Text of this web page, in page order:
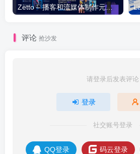
Zetto – 播客和流媒体制作元素模板套件
评论 抢沙发
请登录后发表评论
登录
社交账号登录
QQ登录 码云登录